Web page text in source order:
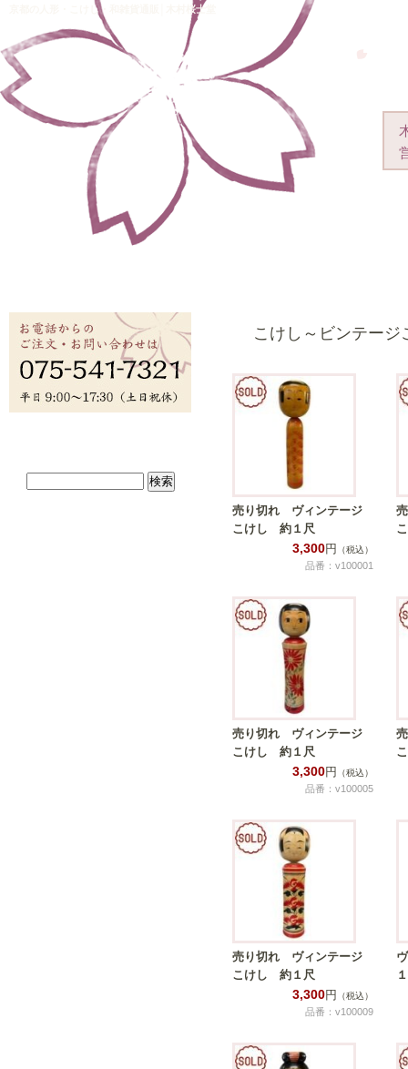
京都の人形・こけし・和雑貨通販│木村桜士堂
こけし～ビンテージ
売り切れ ヴィンテージ
こけし 約１尺
3,300円 （税込）
品番：v100001
売り切れ ヴィンテージ
こけし 約１尺
3,300円 （税込）
品番：v100005
売り切れ ヴィンテージ
こけし 約１尺
3,300円 （税込）
品番：v100009